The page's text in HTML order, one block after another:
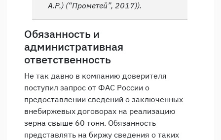
А.Р.) (“Прометей”, 2017)).
Обязанность и
административная
ответственность
Не так давно в компанию доверителя
поступил запрос от ФАС России о
предоставлении сведений о заключенных
внебиржевых договорах на реализацию
зерна свыше 60 тонн. Обязанность
представлять на биржу сведения о таких